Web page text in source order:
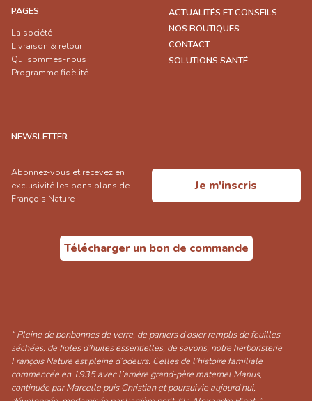
PAGES
La société
Livraison & retour
Qui sommes-nous
Programme fidèlité
ACTUALITÉS ET CONSEILS
NOS BOUTIQUES
CONTACT
SOLUTIONS SANTÉ
NEWSLETTER
Abonnez-vous et recevez en
exclusivité les bons plans de
François Nature
Je m'inscris
Télécharger un bon de commande
“ Pleine de bonbonnes de verre, de paniers d’osier remplis de feuilles
séchées, de fioles d’huiles essentielles, de savons, notre herboristerie
François Nature est pleine d’odeurs. Celles de l’histoire familiale
commencée en 1935 avec l’arrière grand-père maternel Marius,
continuée par Marcelle puis Christian et poursuivie aujourd’hui,